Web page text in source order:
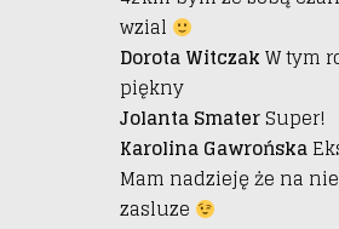
wzial
Dorota WitczakW tym
piękny
Jolanta SmaterSuper!
Karolina Gawrońska
Mam nadzieję że na
zasluze